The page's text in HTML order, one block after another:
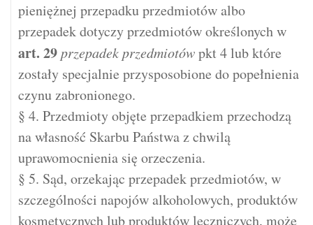
pieniężnej przepadku przedmiotów albo
przepadek dotyczy przedmiotów określonych w
art. 29 przepadek przedmiotówpkt 4 lub które
zostały specjalnie przysposobione do popełnienia
czynu zabronionego.
§ 4. Przedmioty objęte przepadkiem przechodzą
na własność Skarbu Państwa z chwilą
uprawomocnienia się orzeczenia.
§ 5. Sąd, orzekając przepadek przedmiotów, w
szczególności napojów alkoholowych, produktów
kosmetycznych lub produktów leczniczych, może